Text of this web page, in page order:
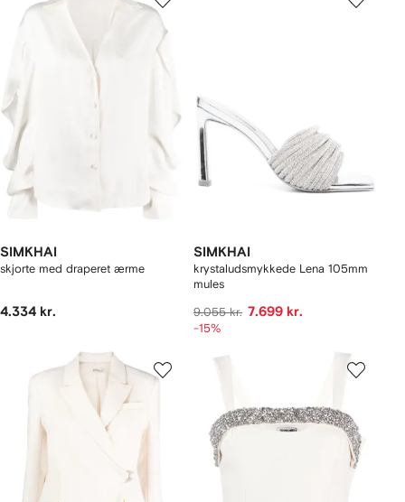
SIMKHAI
skjorte med draperet ærme
4.334 kr.
SIMKHAI
krystaludsmykkede Lena 105mm
mules
9.055 kr. 7.699 kr.
-15%